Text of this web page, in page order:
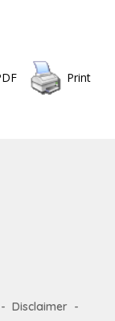
Print
Disclaimer